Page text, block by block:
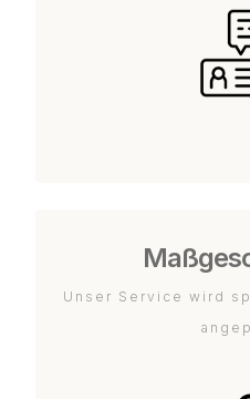
Unser Service wird